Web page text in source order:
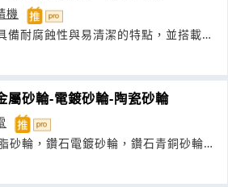
機
備耐腐蝕性與易清潔的特點，並搭載高
屬砂輪-電鍍砂輪-陶瓷砂輪
砂輪，鑽石電鍍砂輪，鑽石青銅砂輪，